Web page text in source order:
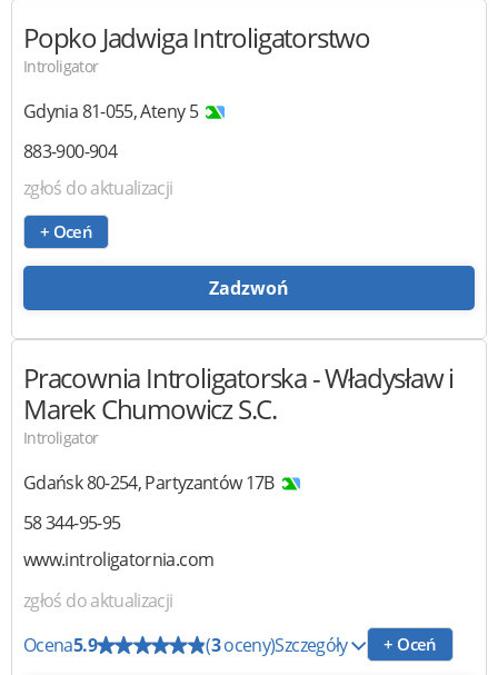
Popko Jadwiga Introligatorstwo
Introligator
Gdynia81-055,Ateny 5
883-900-904
zgłoś do aktualizacji
+ Oceń
Zadzwoń
Pracownia Introligatorska- Władysław i
Marek Chumowicz S.C.
Introligator
Gdańsk80-254,Partyzantów 17B
58 344-95-95
www.introligatornia.com
zgłoś do aktualizacji
Ocena5.9 (3oceny)Szczegóły + Oceń